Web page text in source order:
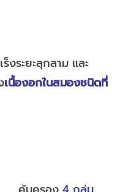
งระยะลุกลาม และ
เนื้องอกในสมองชนิดที่